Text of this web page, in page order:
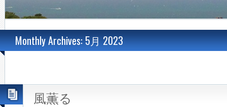
Monthly Archives: 5月 2023
風薫る